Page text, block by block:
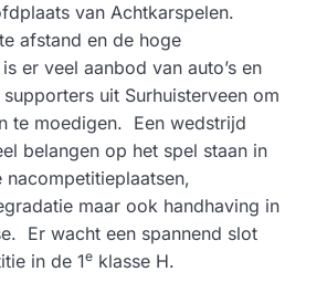
van Achtkarspelen.
afstand en de hoge
er veel aanbod van auto’s en
uit Surhuisterveen om
te moedigen. Een wedstrijd
belangen op het spel staan in
maar ook handhaving in
Er wacht een spannend slot
in de 1e klasse H.